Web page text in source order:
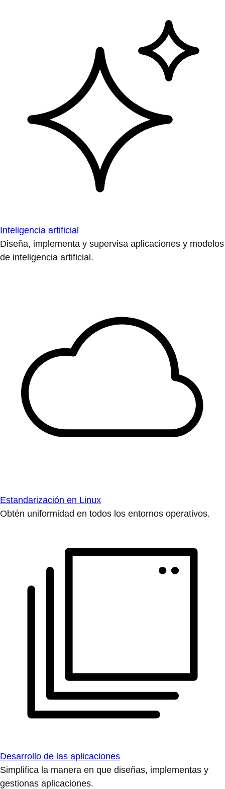
Inteligencia artificial
Diseña, implementa y supervisa aplicaciones y modelos
de inteligencia artificial.
Estandarización en Linux
Obtén uniformidad en todos los entornos operativos.
Desarrollo de las aplicaciones
Simplifica la manera en que diseñas, implementas y
gestionas aplicaciones.